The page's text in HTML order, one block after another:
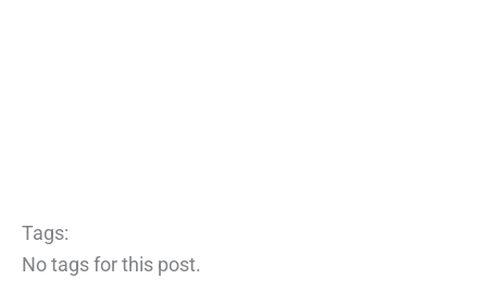
Tags:
No tags for this post.